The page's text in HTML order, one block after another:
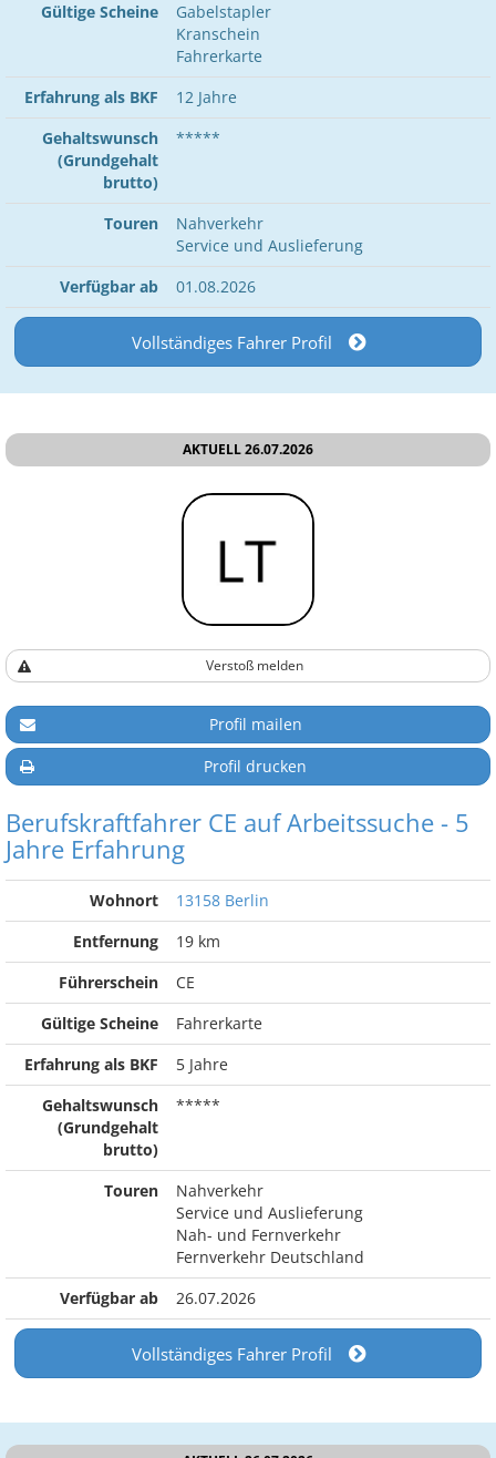
Gültige Scheine
Gabelstapler
Kranschein
Fahrerkarte
Erfahrung als BKF
12 Jahre
Gehaltswunsch
(Grundgehalt
brutto)
*****
Touren
Nahverkehr
Service und Auslieferung
Verfügbar ab
01.08.2026
Vollständiges Fahrer Profil
AKTUELL 26.07.2026
Verstoß melden
Profil mailen
Profil drucken
Berufskraftfahrer CE auf Arbeitssuche - 5
Jahre Erfahrung
Wohnort
13158 Berlin
Entfernung
19 km
Führerschein
CE
Gültige Scheine
Fahrerkarte
Erfahrung als BKF
5 Jahre
Gehaltswunsch
(Grundgehalt
brutto)
*****
Touren
Nahverkehr
Service und Auslieferung
Nah- und Fernverkehr
Fernverkehr Deutschland
Verfügbar ab
26.07.2026
Vollständiges Fahrer Profil